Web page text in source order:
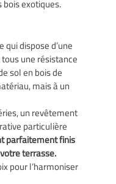
exotiques.
dispose d’une
une résistance
sol en bois de
mais à un
un revêtement
particulière
parfaitement finis
terrasse.
pour l’harmoniser